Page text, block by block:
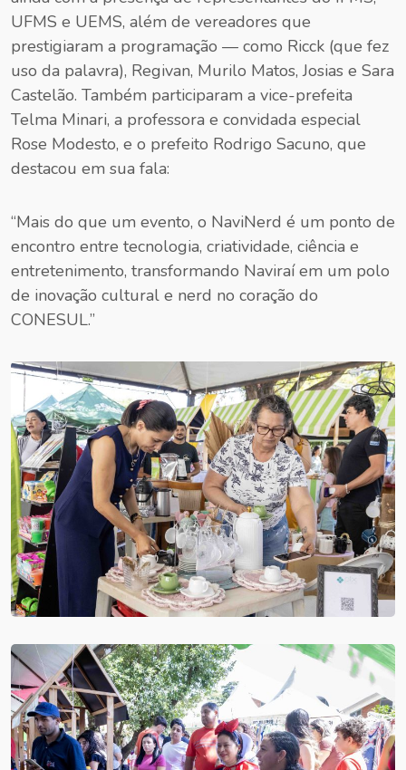
UFMS e UEMS, além de vereadores que
prestigiaram a programação — como Ricck (que fez
uso da palavra), Regivan, Murilo Matos, Josias e Sara
Castelão. Também participaram a vice-prefeita
Telma Minari, a professora e convidada especial
Rose Modesto, e o prefeito Rodrigo Sacuno, que
destacou em sua fala:
“Mais do que um evento, o NaviNerd é um ponto de
encontro entre tecnologia, criatividade, ciência e
entretenimento, transformando Naviraí em um polo
de inovação cultural e nerd no coração do
CONESUL.”